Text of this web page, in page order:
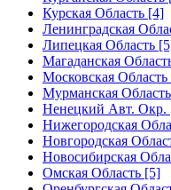
Курская Область [4]
Ленинградская
Липецкая Область
Магаданская
Московская
Мурманская
Ненецкий Авт. Окр.
Нижегородская
Новгородская
Новосибирская
Омская Область [5]